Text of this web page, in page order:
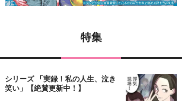
特集
シリーズ 「実録！私の人生、泣き
笑い」【絶賛更新中！】